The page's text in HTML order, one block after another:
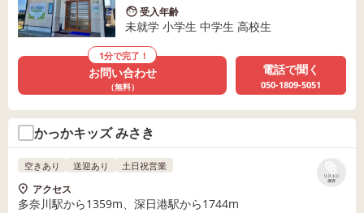
受入年齢
未就学 小学生 中学生 高校生
1分で完了！
お問い合わせ
（無料）
電話で聞く
050-1809-5051
かっかキッズ みさき
リストに
保存
空きあり 送迎あり 土日祝営業
アクセス
多奈川駅から1359m、深日港駅から1744m